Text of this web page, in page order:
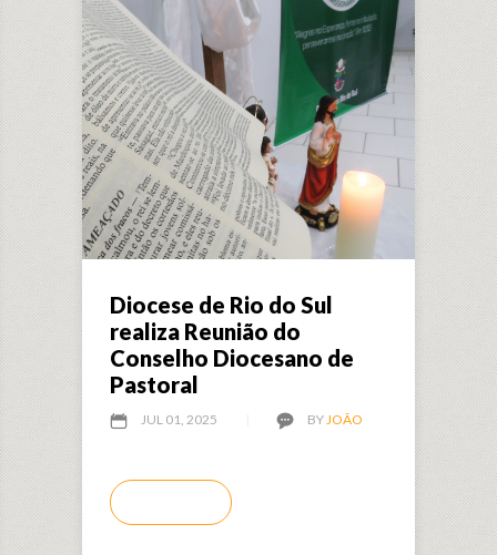
Diocese de Rio do Sul
realiza Reunião do
Conselho Diocesano de
Pastoral
JUL 01, 2025 BY JOÃO